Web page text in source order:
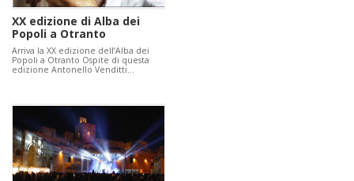
XX edizione di Alba dei
Popoli a Otranto
Arriva la XX edizione dell’Alba dei
Popoli a Otranto Ospite di questa
edizione Antonello Venditti…